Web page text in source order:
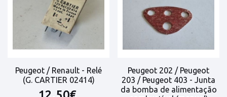
Peugeot / Renault - Relé
(G. CARTIER 02414)
Peugeot 202 / Peugeot
203 / Peugeot 403 - Junta
da bomba de alimentação